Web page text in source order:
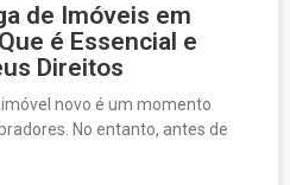
de Imóveis em
é Essencial e
Direitos
novo é um momento
No entanto, antes de